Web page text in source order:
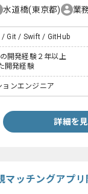
水道橋(東京都) 業
Git / Swift / GitHub
開発経験２年以上
開発経験
ョンエンジニア
詳細を
マッチングアプ